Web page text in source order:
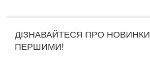
ДІЗНАВАЙТЕСЯ ПРО НОВИНКИ
ПЕРШИМИ!